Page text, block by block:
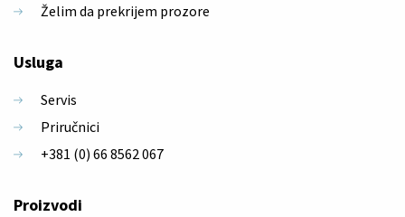
Želim da prekrijem prozore
Usluga
Servis
Priručnici
+381 (0) 66 8562 067
Proizvodi